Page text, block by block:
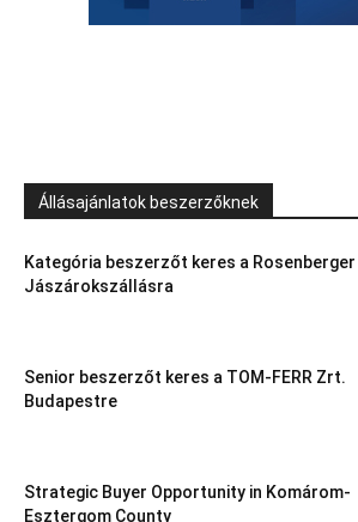
Állásajánlatok beszerzőknek
Kategória beszerzőt keres a Rosenberger
Jászárokszállásra
Senior beszerzőt keres a TOM-FERR Zrt.
Budapestre
Strategic Buyer Opportunity in Komárom-
Esztergom County